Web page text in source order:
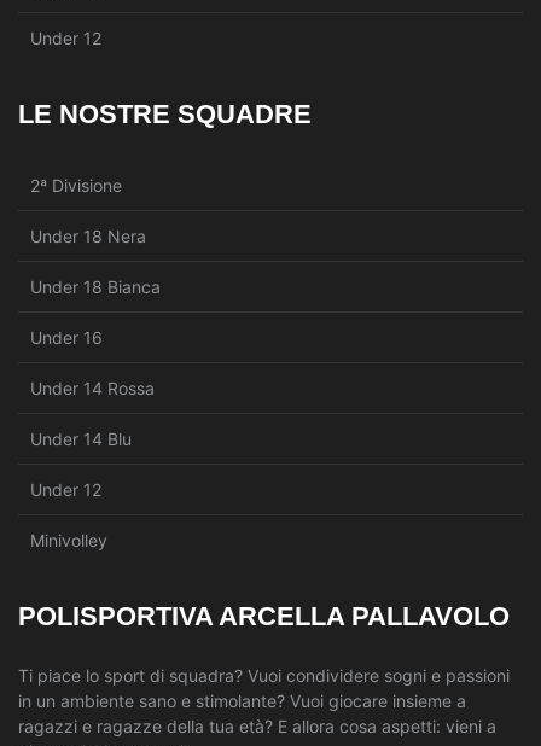
Under 12
LE NOSTRE SQUADRE
2ª Divisione
Under 18 Nera
Under 18 Bianca
Under 16
Under 14 Rossa
Under 14 Blu
Under 12
Minivolley
POLISPORTIVA ARCELLA PALLAVOLO
Ti piace lo sport di squadra? Vuoi condividere sogni e passioni
in un ambiente sano e stimolante? Vuoi giocare insieme a
ragazzi e ragazze della tua età? E allora cosa aspetti: vieni a